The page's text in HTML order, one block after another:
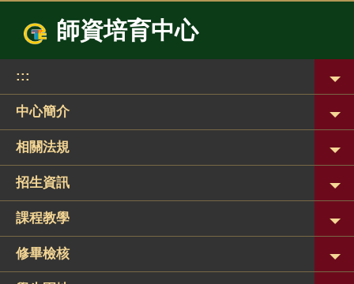
要
內
容
區
師資培育中心
:::
中心簡介
相關法規
招生資訊
課程教學
修畢檢核